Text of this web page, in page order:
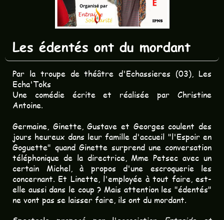
Les édentés ont du mordant
Par la troupe de théâtre d'Echassieres (03), Les
Echa'Toks
Une comédie écrite et réalisée par Christine
Antoine.
Germaine, Ginette, Gustave et Georges coulent des
jours heureux dans leur famille d'accueil "l'Espoir en
Goguette" quand Ginette surprend une conversation
téléphonique de la directrice, Mme Petsec avec un
certain Michel, à propos d'une escroquerie les
concernant. Et Linette, l'employée à tout faire, est-
elle aussi dans le coup ? Mais attention les "édentés"
ne vont pas se laisser faire, ils ont du mordant.